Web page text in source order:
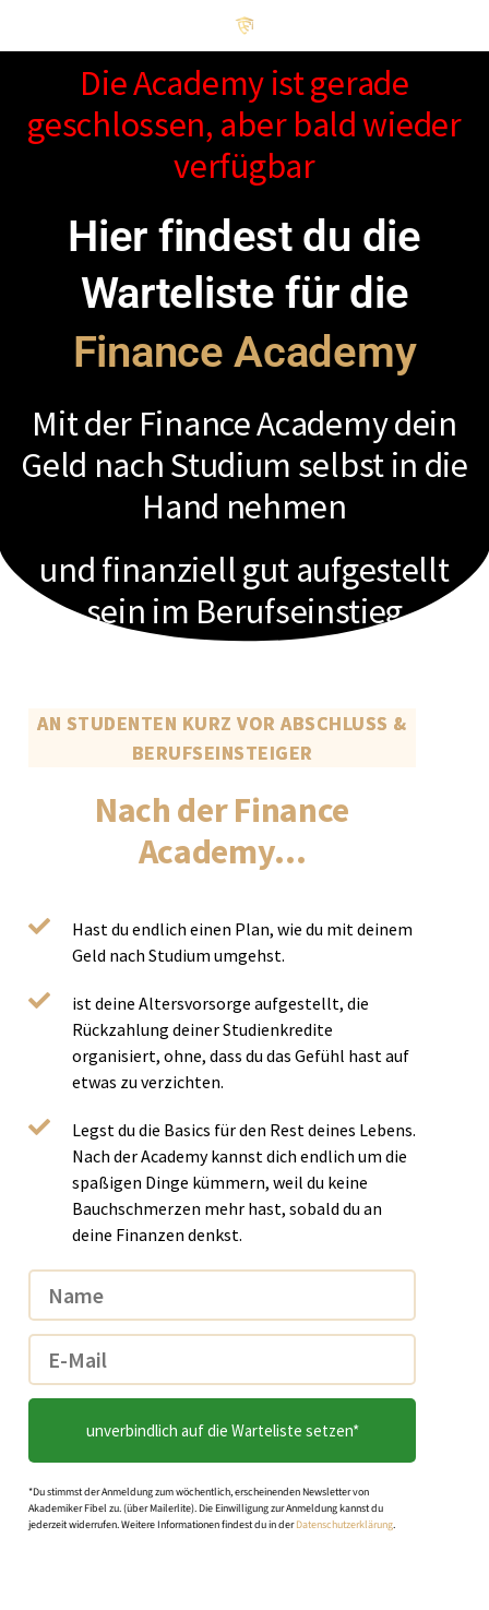
Die Academy ist gerade
geschlossen, aber bald wieder
verfügbar
Hier findest du die
Warteliste für die
Finance Academy
Mit der Finance Academy dein
Geld nach Studium selbst in die
Hand nehmen
und finanziell gut aufgestellt
sein im Berufseinstieg
AN STUDENTEN KURZ VOR ABSCHLUSS &
BERUFSEINSTEIGER
Nach der Finance
Academy…
Hast du endlich einen Plan, wie du mit deinem
Geld nach Studium umgehst.
ist deine Altersvorsorge aufgestellt, die
Rückzahlung deiner Studienkredite
organisiert, ohne, dass du das Gefühl hast auf
etwas zu verzichten.
Legst du die Basics für den Rest deines Lebens.
Nach der Academy kannst dich endlich um die
spaßigen Dinge kümmern, weil du keine
Bauchschmerzen mehr hast, sobald du an
deine Finanzen denkst.
unverbindlich auf die Warteliste setzen*
*Du stimmst der Anmeldung zum wöchentlich, erscheinenden Newsletter von
Akademiker Fibel zu. (über Mailerlite). Die Einwilligung zur Anmeldung kannst du
jederzeit widerrufen. Weitere Informationen findest du in derDatenschutzerklärung.